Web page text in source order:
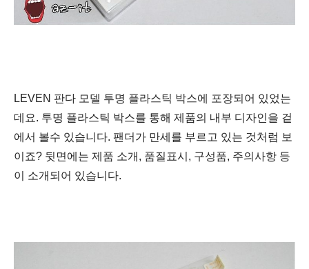
LEVEN 판다 모델 투명 플라스틱 박스에 포장되어 있었는
데요. 투명 플라스틱 박스를 통해 제품의 내부 디자인을 겉
에서 볼수 있습니다. 팬더가 만세를 부르고 있는 것처럼 보
이죠? 뒷면에는 제품 소개, 품질 표시, 구성품, 주의사항 등
이 소개되어 있습니다.